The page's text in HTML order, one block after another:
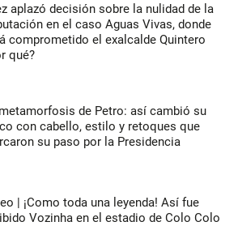
aplazó decisión sobre la nulidad de la
en el caso Aguas Vivas, donde
comprometido el exalcalde Quintero
qué?
de Petro: así cambió su
con cabello, estilo y retoques que
su paso por la Presidencia
| ¡Como toda una leyenda! Así fue
Vozinha en el estadio de Colo Colo